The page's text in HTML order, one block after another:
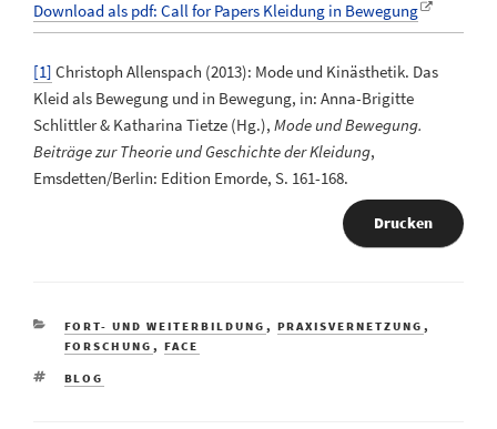
Download als pdf: Call for Papers Kleidung in Bewegung
[1] Christoph Allenspach (2013): Mode und Kinästhetik. Das
Kleid als Bewegung und in Bewegung, in: Anna-Brigitte
Schlittler & Katharina Tietze (Hg.), Mode und Bewegung.
Beiträge zur Theorie und Geschichte der Kleidung,
Emsdetten/Berlin: Edition Emorde, S. 161-168.
Drucken
KATEGORIEN
FORT- UND WEITERBILDUNG , PRAXISVERNETZUNG ,
FORSCHUNG , FACE
SCHLAGWÖRTER
BLOG